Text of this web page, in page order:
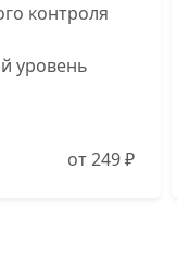
контроля
уровень
от 249₽